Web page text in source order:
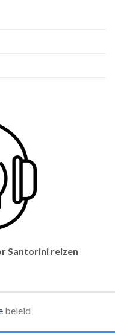
Santorini reizen
beleid